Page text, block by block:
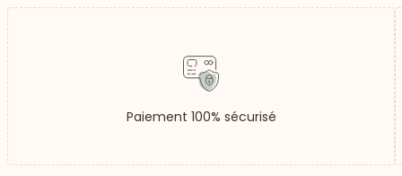
Paiement 100% sécurisé